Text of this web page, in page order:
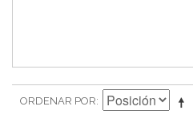
ORDENAR POR